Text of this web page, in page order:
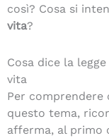
così? Cosa si
vita?
Cosa dice la
vita
Per comprendere
questo tema,
afferma, al primo